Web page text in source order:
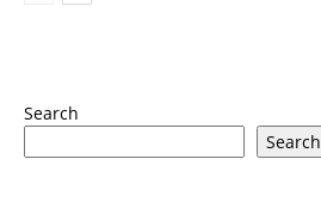
Search
Search